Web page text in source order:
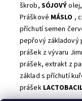
škrob, SÓJOVÝolej,
Práškové MÁSLO ,
příchutí semen
pepřový základový
prášek z vývaru
prášek, extrakt z
základ s příchutí
prášek